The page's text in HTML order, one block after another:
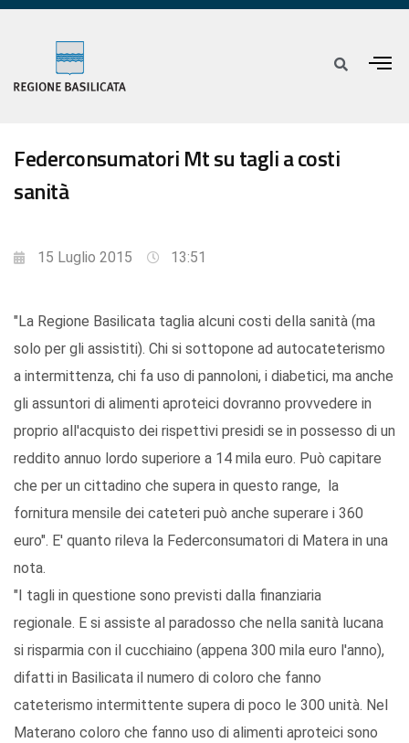
Federconsumatori Mt su tagli a costi
sanità
15 Luglio 2015 13:51
"La Regione Basilicata taglia alcuni costi della sanità (ma
solo per gli assistiti). Chi si sottopone ad autocateterismo
a intermittenza, chi fa uso di pannoloni, i diabetici, ma anche
gli assuntori di alimenti aproteici dovranno provvedere in
proprio all'acquisto dei rispettivi presidi se in possesso di un
reddito annuo lordo superiore a 14 mila euro. Può capitare
che per un cittadino che supera in questo range, la
fornitura mensile dei cateteri può anche superare i 360
euro". E' quanto rileva la Federconsumatori di Matera in una
nota.
"I tagli in questione sono previsti dalla finanziaria
regionale. E si assiste al paradosso che nella sanità lucana
si risparmia con il cucchiaino (appena 300 mila euro l'anno),
difatti in Basilicata il numero di coloro che fanno
cateterismo intermittente supera di poco le 300 unità. Nel
Materano coloro che fanno uso di alimenti aproteici sono